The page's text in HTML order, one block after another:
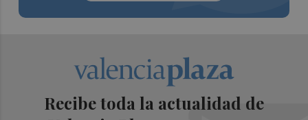
Recibe toda la actualidad de